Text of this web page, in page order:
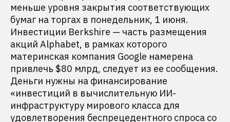
меньше уровня закрытия соответствующих
бумаг на торгах в понедельник, 1 июня.
Инвестиции Berkshire — часть размещения
акций Alphabet, в рамках которого
материнская компания Google намерена
привлечь $80 млрд, следует из ее сообщения.
Деньги нужны на финансирование
«инвестиций в вычислительную ИИ-
инфраструктуру мирового класса для
удовлетворения беспрецедентного спроса со